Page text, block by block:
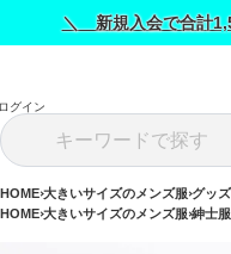
＼ 新規入会で合計
グイン
HOME 大きいサイズのメンズ服 グッズ
HOME 大きいサイズのメンズ服 紳士服